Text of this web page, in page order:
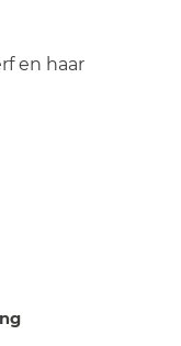
en haar